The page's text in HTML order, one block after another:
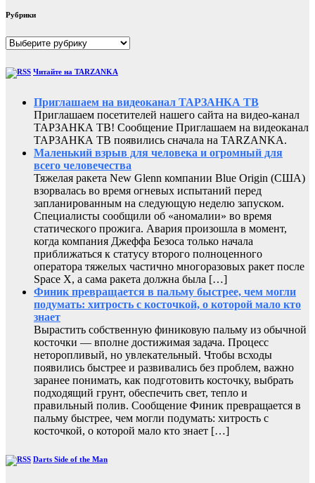
Рубрики
Рубрики
Читайте на TARZANKA
Приглашаем на видеоканал ТАРЗАНКА ТВ
Приглашаем посетителей нашего сайта на видео-канал
ТАРЗАНКА ТВ! Сообщение Приглашаем на видеоканал
ТАРЗАНКА ТВ появились сначала на TARZANKA.
Маленький взрыв для человека и огромный для
всего человечества
Тяжелая ракета New Glenn компании Blue Origin (США)
взорвалась во время огневых испытаний перед
запланированным на следующую неделю запуском.
Специалисты сообщили об «аномалии» во время
статического прожига. Авария произошла в момент,
когда компания Джеффа Безоса только начала
приближаться к статусу второго полноценного
оператора тяжелых частично многоразовых ракет после
Space X, а сама ракета должна была […]
Финик превращается в пальму быстрее, чем могли
подумать: хитрость с косточкой, о которой мало кто
знает
Вырастить собственную финиковую пальму из обычной
косточки — вполне достижимая задача. Процесс
неторопливый, но увлекательный. Чтобы всходы
появились быстрее и развивались без проблем, важно
заранее понимать, как подготовить косточку, выбрать
подходящий грунт, обеспечить свет, тепло и
правильный полив. Сообщение Финик превращается в
пальму быстрее, чем могли подумать: хитрость с
косточкой, о которой мало кто знает […]
Darts Side of the Man